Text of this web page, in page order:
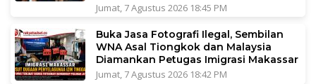
Jumat, 7 Agustus 2026 18:45 PM
Buka Jasa Fotografi Ilegal, Sembilan
WNA Asal Tiongkok dan Malaysia
Diamankan Petugas Imigrasi Makassar
Jumat, 7 Agustus 2026 18:42 PM